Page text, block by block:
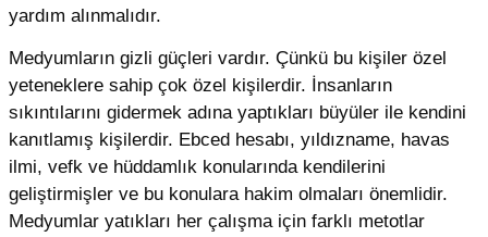
yardım alınmalıdır.
Medyumların gizli güçleri vardır. Çünkü bu kişiler özel
yeteneklere sahip çok özel kişilerdir. İnsanların
sıkıntılarını gidermek adına yaptıkları büyüler ile kendini
kanıtlamış kişilerdir. Ebced hesabı, yıldızname, havas
ilmi, vefk ve hüddamlık konularında kendilerini
geliştirmişler ve bu konulara hakim olmaları önemlidir.
Medyumlar yatıkları her çalışma için farklı metotlar